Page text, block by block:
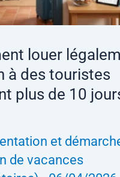
louer
à des touristes
plus de 10
et
de vacances